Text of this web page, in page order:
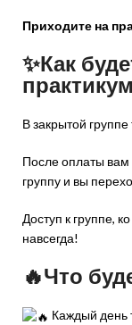
Приходите на
✨Как
В закрытой
После оплаты вам
группу и вы
Доступ к группе,
навсегда!
🔥Что
Каждый день